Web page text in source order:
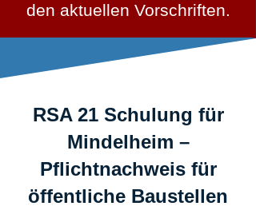
den aktuellen Vorschriften.
RSA 21 Schulung für
Mindelheim –
Pflichtnachweis für
öffentliche Baustellen​